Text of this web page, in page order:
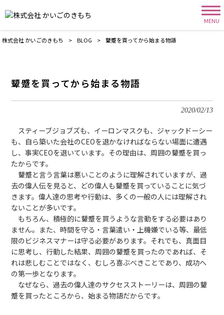
MENU
株式会社 かいごのきもち > BLOG > 顰蹙を買ってから始まる物語
顰蹙を買ってから始まる物語
2020/02/13
スティーブジョブズも、イーロンマスクも、ジャックドーシー
も、自ら築いた会社のCEOを退かなければならない場面に遭遇
し、事実CEOを退いています。その理由は、周囲の顰蹙を買っ
たからです。
顰蹙と言う言葉は悪いことのように理解されていますが、過
去の偉人伝を見ると、どの偉人も顰蹙を買っていることに気づ
きます。偉人達の思考や行動は、多くの一般の人には理解され
ないことが多いです。
もちろん、積極的に顰蹙を買うような言動をする必要はあり
ません。また、時間を守る・言葉遣い・上機嫌でいる等、最低
限のビジネスマナーは守る必要があります。それでも、真面目
に思考し、行動した結果、周囲の顰蹙を買ったのであれば、そ
れは悲しむことではなく、むしろ喜ぶべきことであり、成功へ
の第一歩となります。
なぜなら、過去の偉人達のサクセスストーリーは、周囲の顰
蹙を買ったところから、始まる物語だからです。